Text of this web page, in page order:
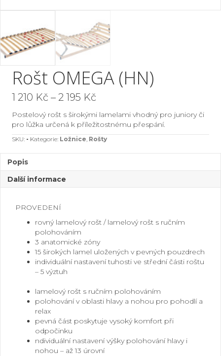
Rošt OMEGA (HN)
1 210 Kč – 2 195 Kč
cen:
1
210 Kč
až
2
Postelový rošt s širokými lamelami vhodný pro juniory či
pro lůžka určená k příležitostnému přespání.
SKU: - Kategorie: Ložnice, Rošty
Popis
Další informace
PROVEDENÍ
rovný lamelový rošt / lamelový rošt s ručním
polohováním
3 anatomické zóny
15 širokých lamel uložených v pevných pouzdrech
individuální nastavení tuhosti ve střední části roštu
– 5 výztuh
lamelový rošt s ručním polohováním
polohování v oblasti hlavy a nohou pro pohodlí a
relax
pevná část poskytuje vysoký komfort při
odpočinku
ndividuální nastavení výšky polohování hlavy i
nohou – až 13 úrovní